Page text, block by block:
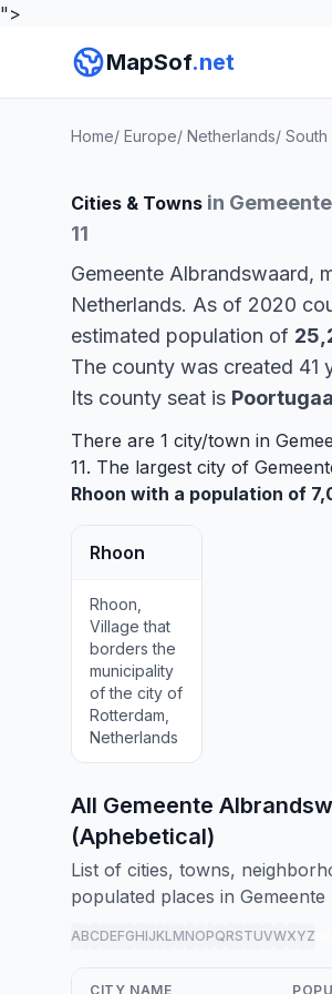
">
MapSof.net
Home/ Europe/ Netherlands/ South
Cities & Towns in
11
Gemeente Albrandswaard,
Netherlands. As of 2020
estimated population of
The county was created 41
Its county seat is
There are 1 city/town in
11. The largest city of
Rhoon with a population of
Rhoon
Rhoon,
Village that
borders the
municipality
of the city of
Rotterdam,
Netherlands
All Gemeente
(Aphebetical)
List of cities, towns,
populated places in
ABCDEFGHIJKLMNOPQRSTUVWXYZ
CITY NAME